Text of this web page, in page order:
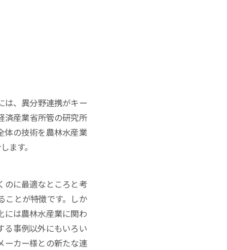
は、異分野連携がキー
済産業省所管の研究所
体の技術を農林水産業
ます。
のに最適なところと考
ことが特徴です。しか
には農林水産業に関わ
る事例以外にもいろい
ーカー様との新たな連